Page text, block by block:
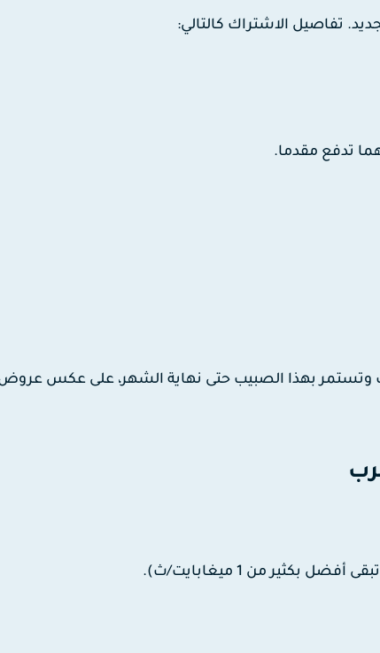
تفاصيل الاشتراك كالتالي:
تدفع مقدما.
وتستمر بهذا الصبيب حتى نهاية الشهر، على عكس عروض